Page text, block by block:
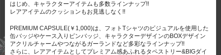
はじめ、キャラクターアイテムも多数ラインナップ!!
レアアイテムのクッションもお見逃しなく!!
PREMIUM CAPSULE(￥1,000)は、フォトTシャツのビジュアルを使用した
缶バッジやケース入りピンバッジ、キャラクターデザインのBOXデザイン
アクリルチャームやつながるガーランドなど多彩なラインナップ!!
さらに、レアアイテムとしてプレミアム感あふれるタペストリー&BIGダイ